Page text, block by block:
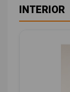
INTERIOR